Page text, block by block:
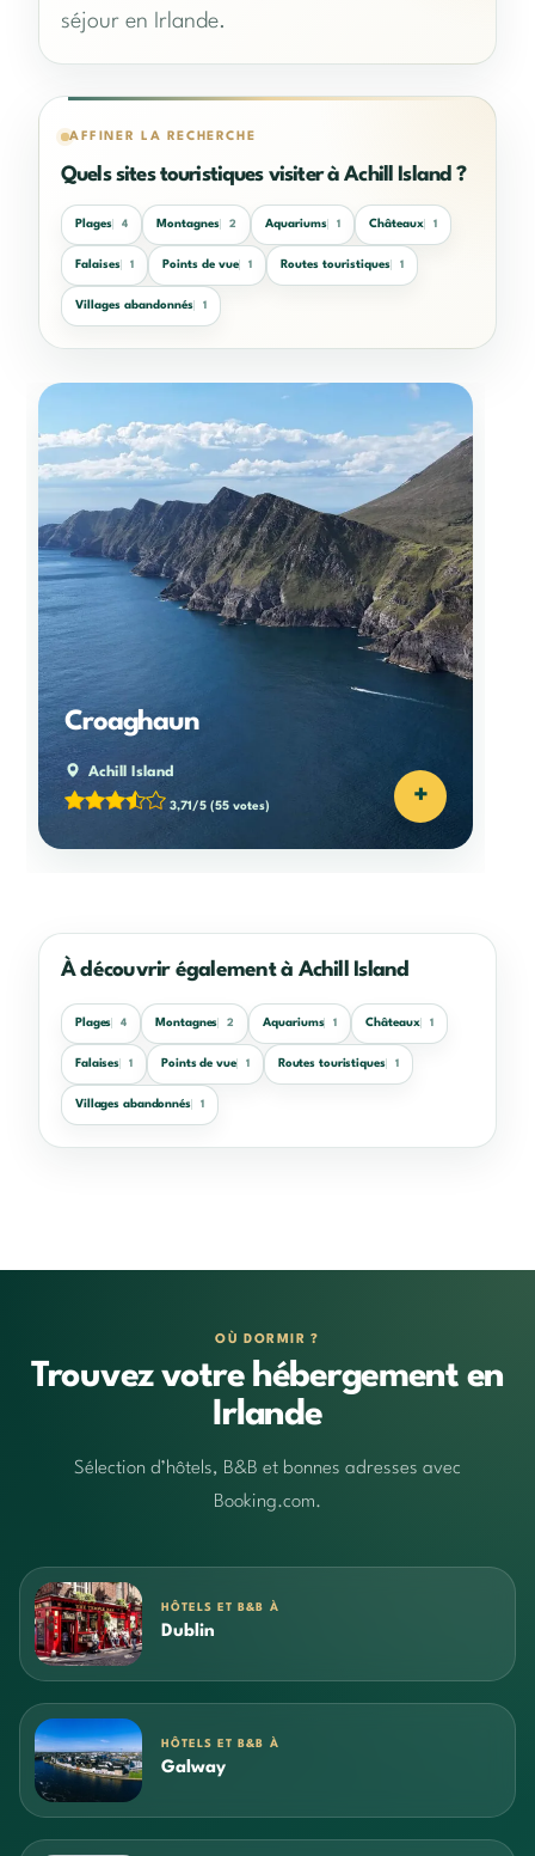
séjour en Irlande.
AFFINER LA RECHERCHE
Quels sites touristiques visiter à Achill Island ?
Plages 4 Montagnes 2 Aquariums 1 Châteaux 1
Falaises 1 Points de vue 1 Routes touristiques 1
Villages abandonnés 1
Croaghaun
Achill Island
3,71/5 (55 votes) +
À découvrir également à Achill Island
Plages 4 Montagnes 2 Aquariums 1 Châteaux 1
Falaises 1 Points de vue 1 Routes touristiques 1
Villages abandonnés 1
OÙ DORMIR ?
Trouvez votre hébergement en
Irlande
Sélection d’hôtels, B&B et bonnes adresses avec
Booking.com.
HÔTELS ET B&B À
Dublin
HÔTELS ET B&B À
Galway